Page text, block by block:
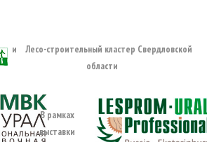
и Лесо-строительный кластер Свердловской
области
В рамках
выставки